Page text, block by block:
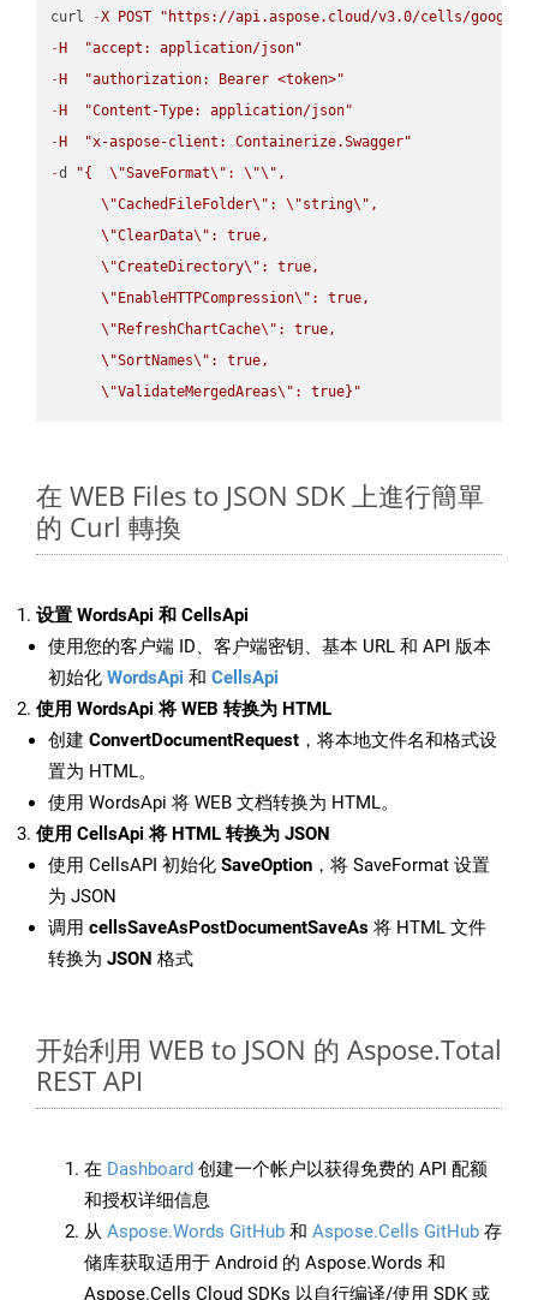
curl
-X POST
"https://api.aspose.cloud/v3.0/cells/
- H
"accept: application/json"
- H
"authorization: Bearer <token>"
- H
"Content-Type: application/json"
- H
"x-aspose-client: Containerize.Swagger"
-d "{ \"SaveFormat\" : \"\" ,
\"CachedFileFolder\" : \"string\" ,
\"ClearData\" : true,
\"CreateDirectory\" : true,
\" EnableHTTPCompression\" : true,
\" RefreshChartCache\" : true,
\"SortNames\" : true,
\"ValidateMergedAreas\" : true}"
在 WEB Files to JSON SDK 上進行簡單
的 Curl 轉換
设置 WordsApi 和 CellsApi
使用您的客户端 ID、客户端密钥、基本 URL 和 API 版本
初始化 WordsApi 和 CellsApi
使用 WordsApi 将 WEB 转换为 HTML
创建 ConvertDocumentRequest ，将本地文件名和格式设
置为 HTML。
使用 WordsApi 将 WEB 文档转换为 HTML。
使用 CellsApi 将 HTML 转换为 JSON
使用 CellsAPI 初始化 SaveOption ，将 SaveFormat 设置
为 JSON
调用 cellsSaveAsPostDocumentSaveAs 将 HTML 文件
转换为 JSON 格式
开始利用 WEB to JSON 的 Aspose.Total
REST API
在 Dashboard 创建一个帐户以获得免费的 API 配额
和授权详细信息
从 Aspose.Words GitHub 和 Aspose.Cells GitHub 存
储库获取适用于 Android 的 Aspose.Words 和
Aspose.Cells Cloud SDKs 以自行编译/使用 SDK 或